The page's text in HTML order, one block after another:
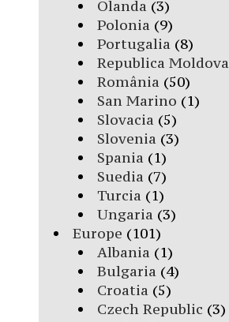
Olanda (3)
Polonia (9)
Portugalia (8)
Republica Moldova
România (50)
San Marino (1)
Slovacia (5)
Slovenia (3)
Spania (1)
Suedia (7)
Turcia (1)
Ungaria (3)
Europe (101)
Albania (1)
Bulgaria (4)
Croatia (5)
Czech Republic (3)